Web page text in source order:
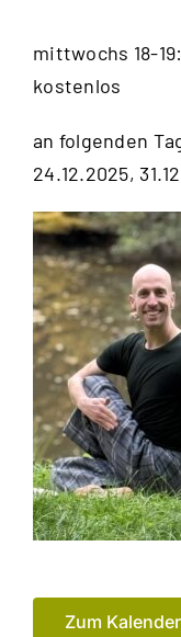
mittwochs 18-
kostenlos
an folgenden
24.12.2025,
Zum